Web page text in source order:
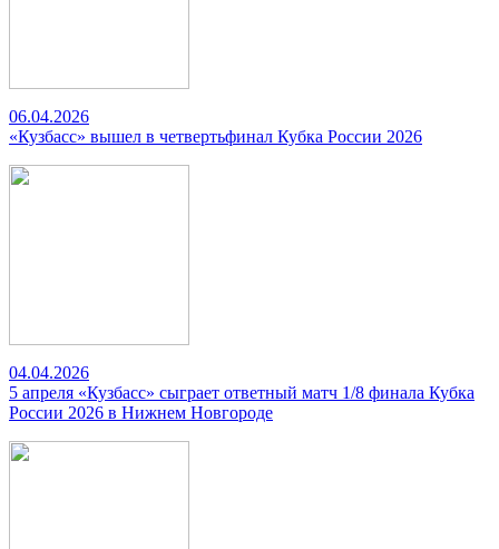
06.04.2026
«Кузбасс» вышел в четвертьфинал Кубка России 2026
04.04.2026
5 апреля «Кузбасс» сыграет ответный матч 1/8 финала Кубка
России 2026 в Нижнем Новгороде